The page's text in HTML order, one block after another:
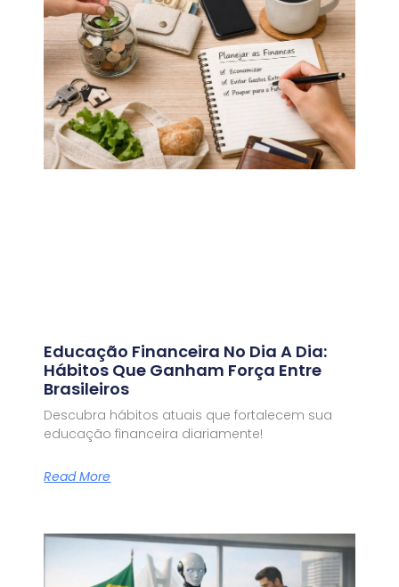
Educação Financeira No Dia A Dia:
Hábitos Que Ganham Força Entre
Brasileiros
Descubra hábitos atuais que fortalecem sua
educação financeira diariamente!
Read More